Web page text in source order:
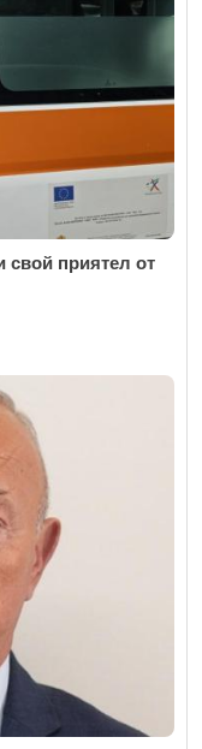
свой приятел от